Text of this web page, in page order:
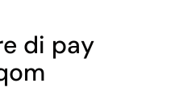
di pay